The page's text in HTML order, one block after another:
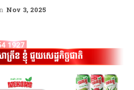
Nov 3, 2025